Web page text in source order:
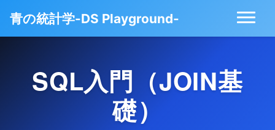
青の統計学-DS Playground-
SQL入門（JOIN基
礎）